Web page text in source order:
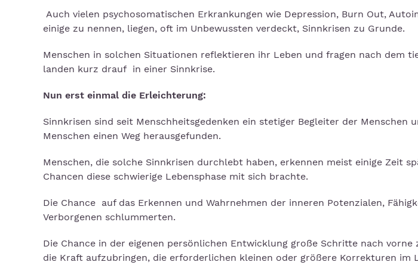
Auch vielen psychosomatischen Erkrankungen wie Depression, Burn Out,
einige zu nennen, liegen, oft im Unbewussten verdeckt, Sinnkrisen zu Grunde.
Menschen in solchen Situationen reflektieren ihr Leben und fragen nach dem
landen kurz drauf in einer Sinnkrise.
Nun erst einmal die Erleichterung:
Sinnkrisen sind seit Menschheitsgedenken ein stetiger Begleiter der Menschen
Menschen einen Weg herausgefunden.
Menschen, die solche Sinnkrisen durchlebt haben, erkennen meist einige Zeit
Chancen diese schwierige Lebensphase mit sich brachte.
Die Chance auf das Erkennen und Wahrnehmen der inneren Potenzialen,
Verborgenen schlummerten.
Die Chance in der eigenen persönlichen Entwicklung große Schritte nach
die Kraft aufzubringen, die erforderlichen kleinen oder größere Korrekturen im